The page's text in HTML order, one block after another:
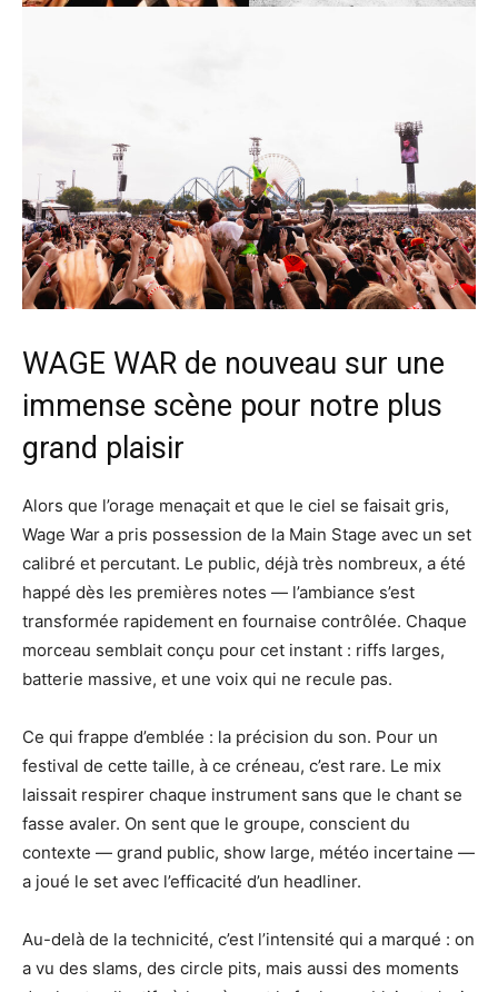
WAGE WAR de nouveau sur une
immense scène pour notre plus
grand plaisir
Alors que l’orage menaçait et que le ciel se faisait gris,
Wage War a pris possession de la Main Stage avec un set
calibré et percutant. Le public, déjà très nombreux, a été
happé dès les premières notes — l’ambiance s’est
transformée rapidement en fournaise contrôlée. Chaque
morceau semblait conçu pour cet instant : riffs larges,
batterie massive, et une voix qui ne recule pas.
Ce qui frappe d’emblée : la précision du son. Pour un
festival de cette taille, à ce créneau, c’est rare. Le mix
laissait respirer chaque instrument sans que le chant se
fasse avaler. On sent que le groupe, conscient du
contexte — grand public, show large, météo incertaine —
a joué le set avec l’efficacité d’un headliner.
Au-delà de la technicité, c’est l’intensité qui a marqué : on
a vu des slams, des circle pits, mais aussi des moments